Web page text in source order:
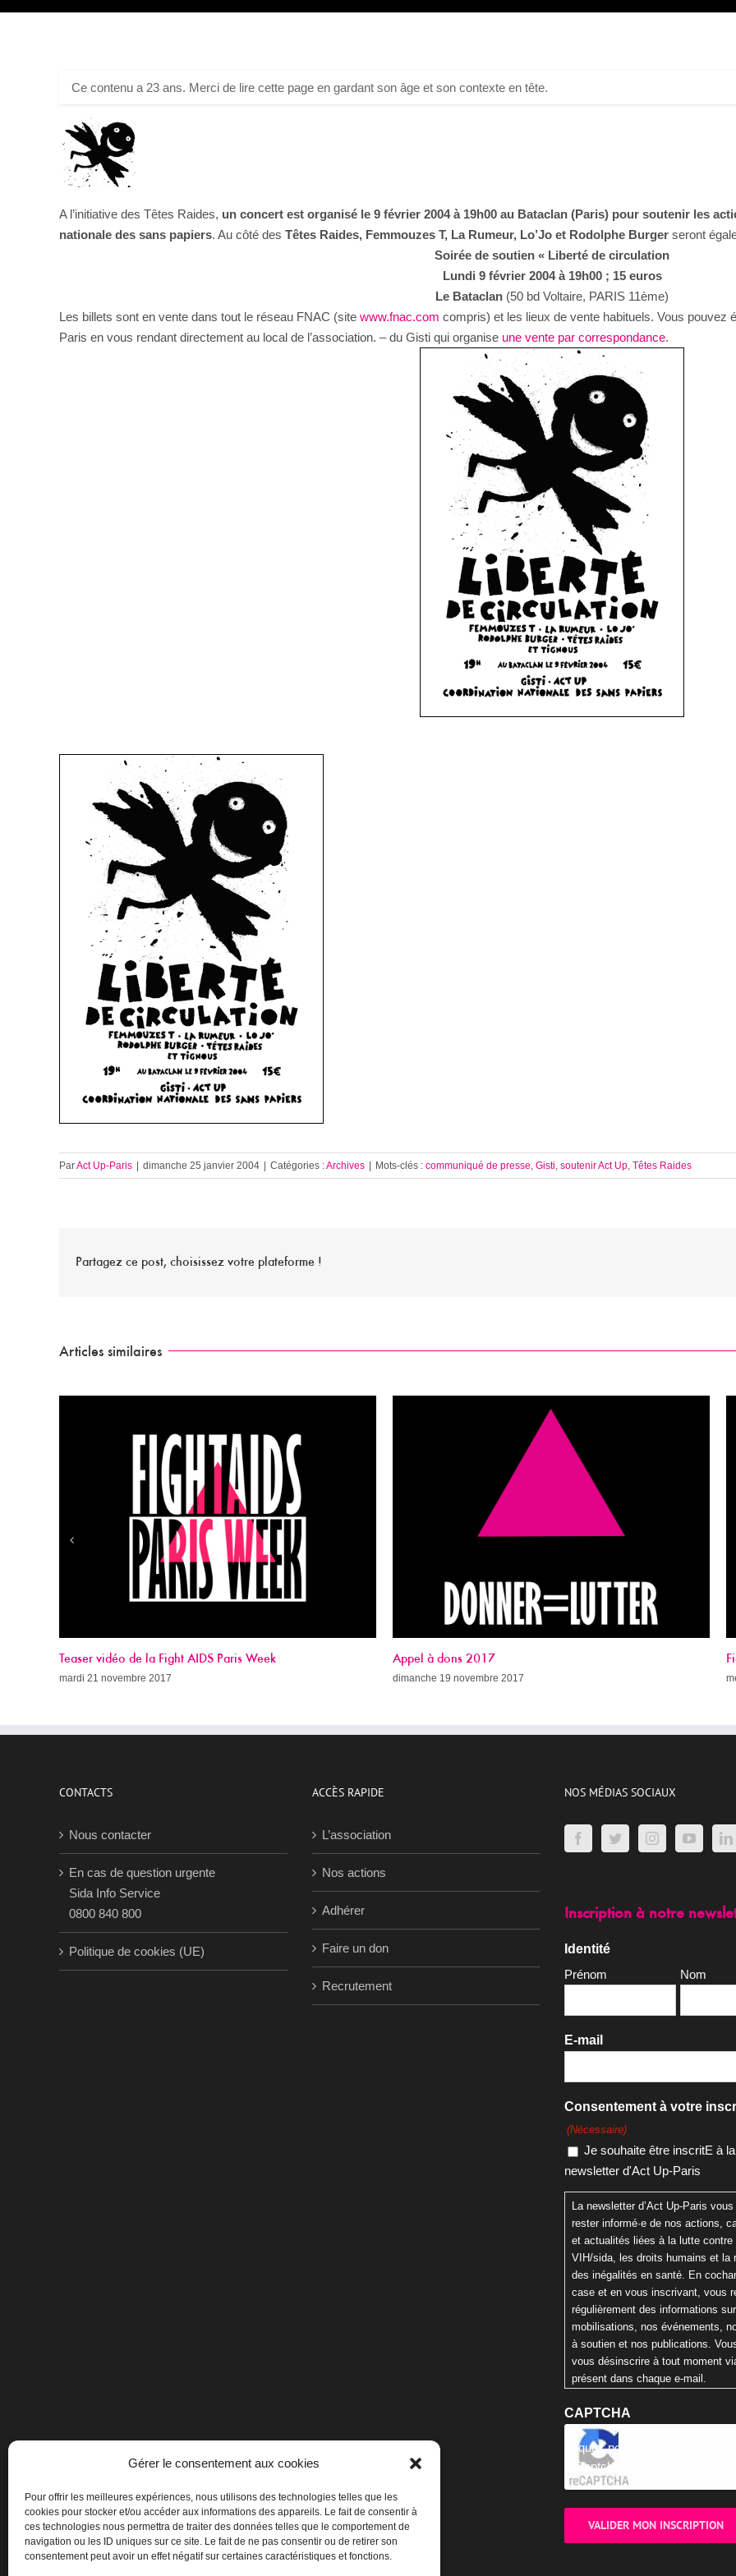
Gérer le consentement aux cookies
Pour offrir les meilleures expériences, nous utilisons des technologies telles que les
cookies pour stocker et/ou accéder aux informations des appareils. Le fait de consentir à
ces technologies nous permettra de traiter des données telles que le comportement de
navigation ou les ID uniques sur ce site. Le fait de ne pas consentir ou de retirer son
consentement peut avoir un effet négatif sur certaines caractéristiques et fonctions.
Ce contenu a 23 ans. Merci de lire cette page en gardant son âge et son contexte en tête.
A l’initiative des Têtes Raides, un concert est organisé le 9 février 2004 à 19h00 au Bataclan (Paris) pour soutenir les
nationale des sans papiers. Au côté des Têtes Raides, Femmouzes T, La Rumeur, Lo’Jo et Rodolphe Burger seront
Soirée de soutien « Liberté de circulation
Lundi 9 février 2004 à 19h00 ; 15 euros
Le Bataclan (50 bd Voltaire, PARIS 11ème)
Les billets sont en vente dans tout le réseau FNAC (site www.fnac.com compris) et les lieux de vente habituels. Vous pouvez
Paris en vous rendant directement au local de l’association. – du Gisti qui organise une vente par correspondance.
ParAct Up-Paris | dimanche 25 janvier 2004 | Catégories :Archives | Mots-clés : communiqué de presse Gisti soutenir Act Up Têtes Raides
Partagez ce post, choisissez votre plateforme !
Articles similaires
Appel à dons 2017
dimanche 19 novembre 2017
Fight AIDS Paris Week (avec le programme !)
mercredi 8 novembre 2017
CONTACTS
Nous contacter
En cas de question urgente
Sida Info Service
0800 840 800
Politique de cookies (UE)
ACCÈS RAPIDE
L’association
Nos actions
Adhérer
Faire un don
Recrutement
NOS MÉDIAS SOCIAUX
Inscription à notre
Identité
Prénom
Nom
E-mail
Consentement à votre
(Nécessaire)
Je souhaite être inscritE à la
newsletter d'Act Up-Paris
La newsletter d’Act Up-Paris
rester informé·e de nos actions,
et actualités liées à la lutte contre
VIH/sida, les droits humains et la
des inégalités en santé. En
case et en vous inscrivant, vous
régulièrement des informations
mobilisations, nos événements,
à soutien et nos publications.
vous désinscrire à tout moment
présent dans chaque e-mail.
CAPTCHA
Cliquez pour accepter la
reCaptcha.